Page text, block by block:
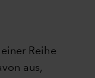
Reihe
aus,